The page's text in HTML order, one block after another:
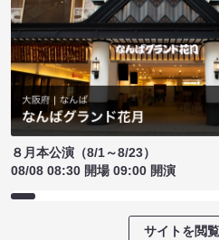
８月本公演（8/1～8/23）
08/08 08:30 開場 09:00 開演
サイトを閲